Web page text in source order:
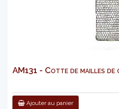
AM131 - Cotte de mailles de
Ajouter au panier